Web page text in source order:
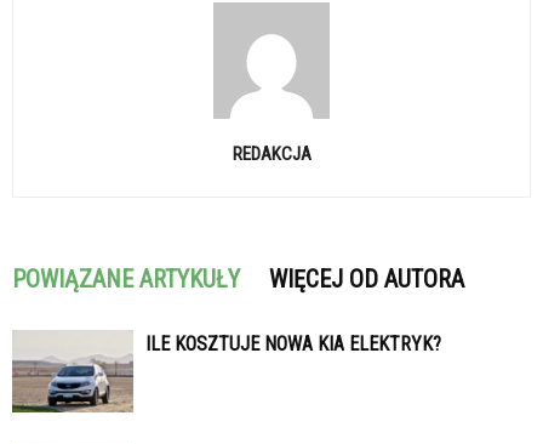
REDAKCJA
POWIĄZANE ARTYKUŁY WIĘCEJ OD AUTORA
ILE KOSZTUJE NOWA KIA ELEKTRYK?